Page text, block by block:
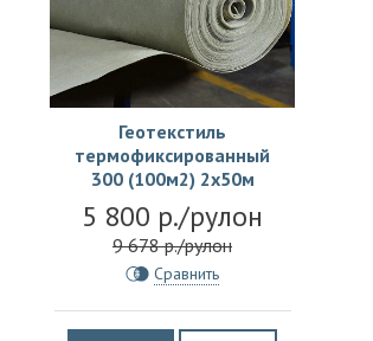
Геотекстиль
термофиксированный
300 (100м2) 2х50м
5 800 р./рулон
9 678 р./рулон
Сравнить